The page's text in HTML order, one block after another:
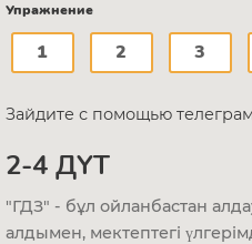
Упражнение
1 2 3
Зайдите с помощью телеграм
2-4 ДҮТ
"ГДЗ" - бұл ойланбастан
алдымен, мектептегі